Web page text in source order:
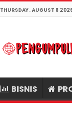
THURSDAY , AUGUST 6
BISNIS